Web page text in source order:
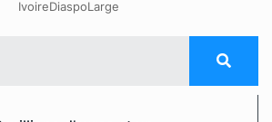
IvoireDiaspoLarge